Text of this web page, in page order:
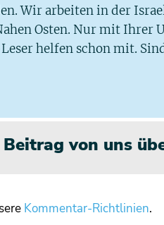
Wir arbeiten in der
Osten. Nur mit Ihrer
helfen schon mit.
von uns
Kommentar-Richtlinien.